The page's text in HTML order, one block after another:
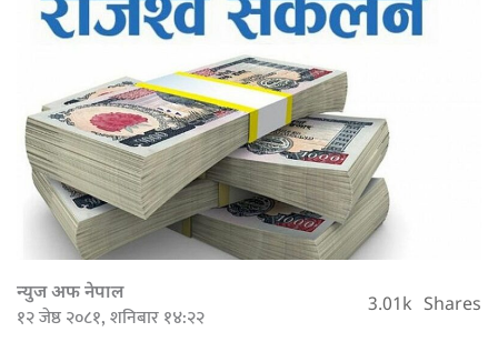
न्युज अफ नेपाल
१२ जेष्ठ २०८१, शनिबार १४:२२ 3.01k Shares